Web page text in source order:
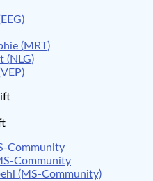
(MRT)
(NLG)
Community
Community
(MS-Community)